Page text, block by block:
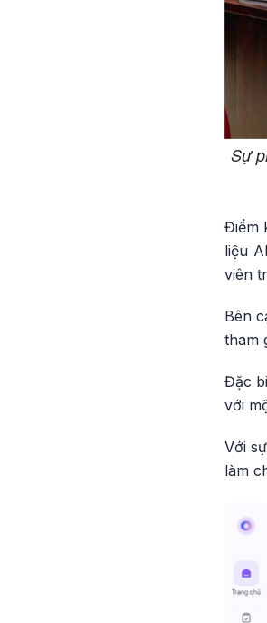
Sự
Điểm
liệu
viên
Bên
tham
Đặc
với
Với
làm